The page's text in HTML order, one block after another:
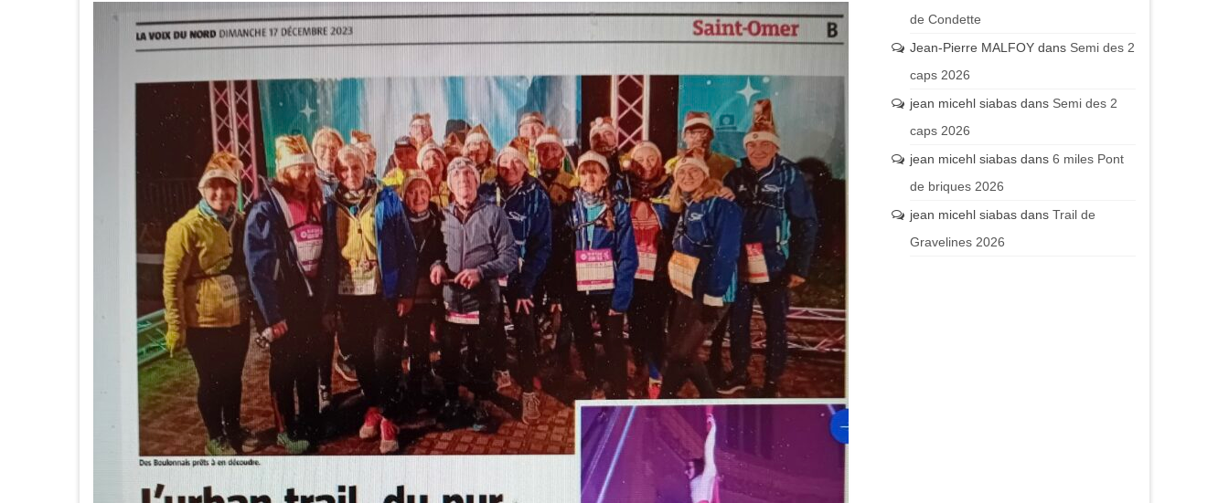
de Condette
Jean-Pierre MALFOYdans Semi des 2
caps 2026
jean micehl siabasdans Semi des 2
caps 2026
jean micehl siabasdans 6 miles Pont
de briques 2026
jean micehl siabasdans Trail de
Gravelines 2026